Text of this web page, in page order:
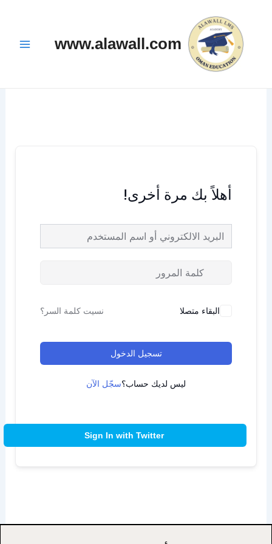
المحتوى
www.alawall.com
أهلاً بك مرة أخرى!
البقاء متصلا نسيت كلمة السر؟
تسجيل الدخول
ليس لديك حساب؟سجّل الآن
Sign In with Twitter